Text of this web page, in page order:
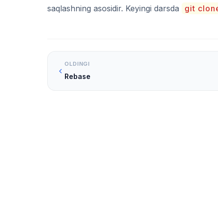
saqlashning asosidir. Keyingi darsda
git
OLDINGI
Rebase